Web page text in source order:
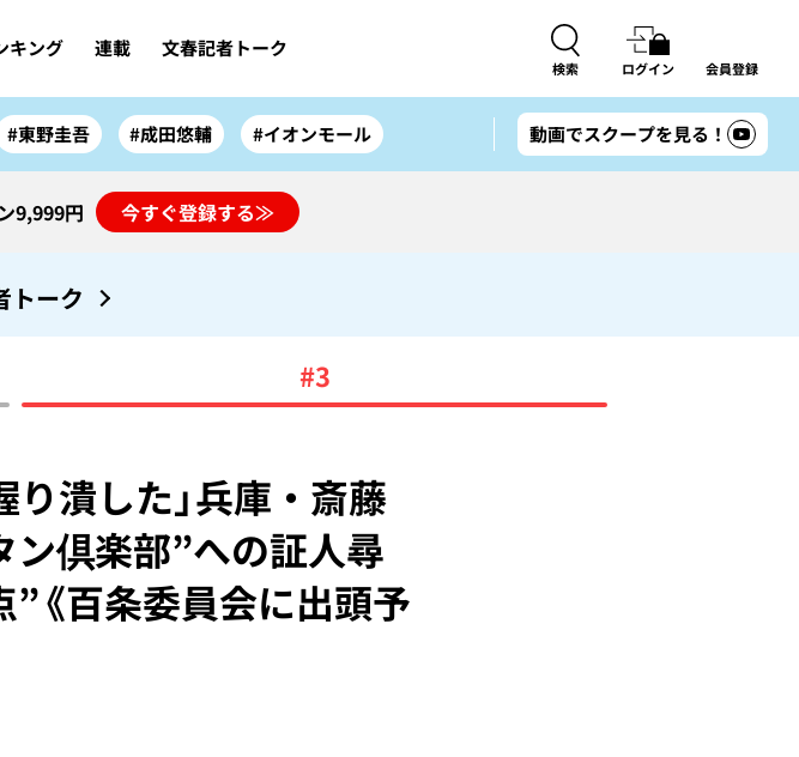
キング 連載 文春記者トーク
検索 ログイン 会員登録
#東野圭吾 #成田悠輔 #イオンモール 動画でスクープを見る！
9,999円 今すぐ登録する≫
トーク
#3
り潰した」兵庫・斎藤
倶楽部”への証人尋
《百条委員会に出頭予